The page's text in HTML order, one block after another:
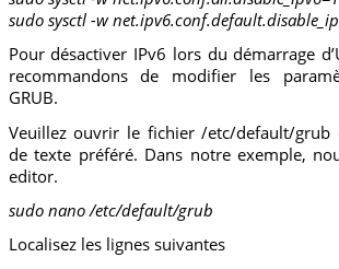
sudo sysctl -w
Pour désactiver IPv6 lors du démarrage
recommandons de modifier les
GRUB.
Veuillez ouvrir le fichier /etc/default/grub
de texte préféré. Dans notre exemple,
editor.
sudo nano /etc/default/grub
Localisez les lignes suivantes